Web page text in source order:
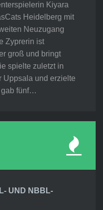
Kiyara
Heidelberg mit
Neuzugang
Zyprerin ist
groß und bringt
spielte zuletzt in
Uppsala und erzielte
gab fünf…
UND NBBL-